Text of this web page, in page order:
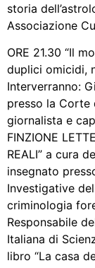
storia
Associazione
ORE 21.30 “Il
duplici omicidi,
Interverranno:
presso la Corte
giornalista e
FINZIONE
REALI” a cura
insegnato
Investigative
criminologia
Responsabile
Italiana di
libro “La casa